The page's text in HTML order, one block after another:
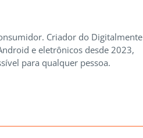
Criador do Digitalmente
e eletrônicos desde 2023,
para qualquer pessoa.